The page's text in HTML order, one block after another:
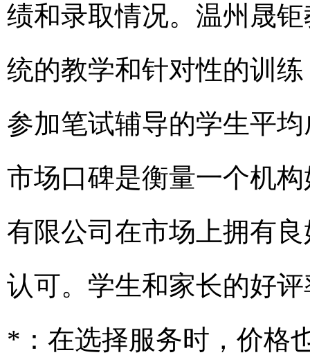
绩和录取情况。温州晟
统的教学和针对性的训
参加笔试辅导的学生平
市场口碑是衡量一个机
有限公司在市场上拥有
认可。学生和家长的好
*：在选择服务时，价格